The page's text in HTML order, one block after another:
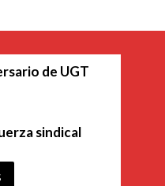
de UGT
sindical